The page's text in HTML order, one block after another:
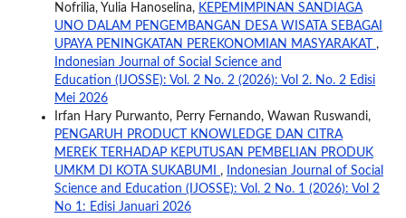
Nofrilia, Yulia Hanoselina, KEPEMIMPINAN SANDIAGA
UNO DALAM PENGEMBANGAN DESA WISATA SEBAGAI
UPAYA PENINGKATAN PEREKONOMIAN MASYARAKAT ,
Indonesian Journal of Social Science and
Education (IJOSSE): Vol. 2 No. 2 (2026): Vol 2. No. 2 Edisi
Mei 2026
Irfan Hary Purwanto, Perry Fernando, Wawan Ruswandi,
PENGARUH PRODUCT KNOWLEDGE DAN CITRA
MEREK TERHADAP KEPUTUSAN PEMBELIAN PRODUK
UMKM DI KOTA SUKABUMI ,
Indonesian Journal of Social
Science and Education (IJOSSE): Vol. 2 No. 1 (2026): Vol 2
No 1: Edisi Januari 2026